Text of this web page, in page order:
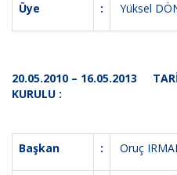
Üye : Yüksel
20.05.2010 – 16.05.2013
KURULU :
Başkan : Oruç